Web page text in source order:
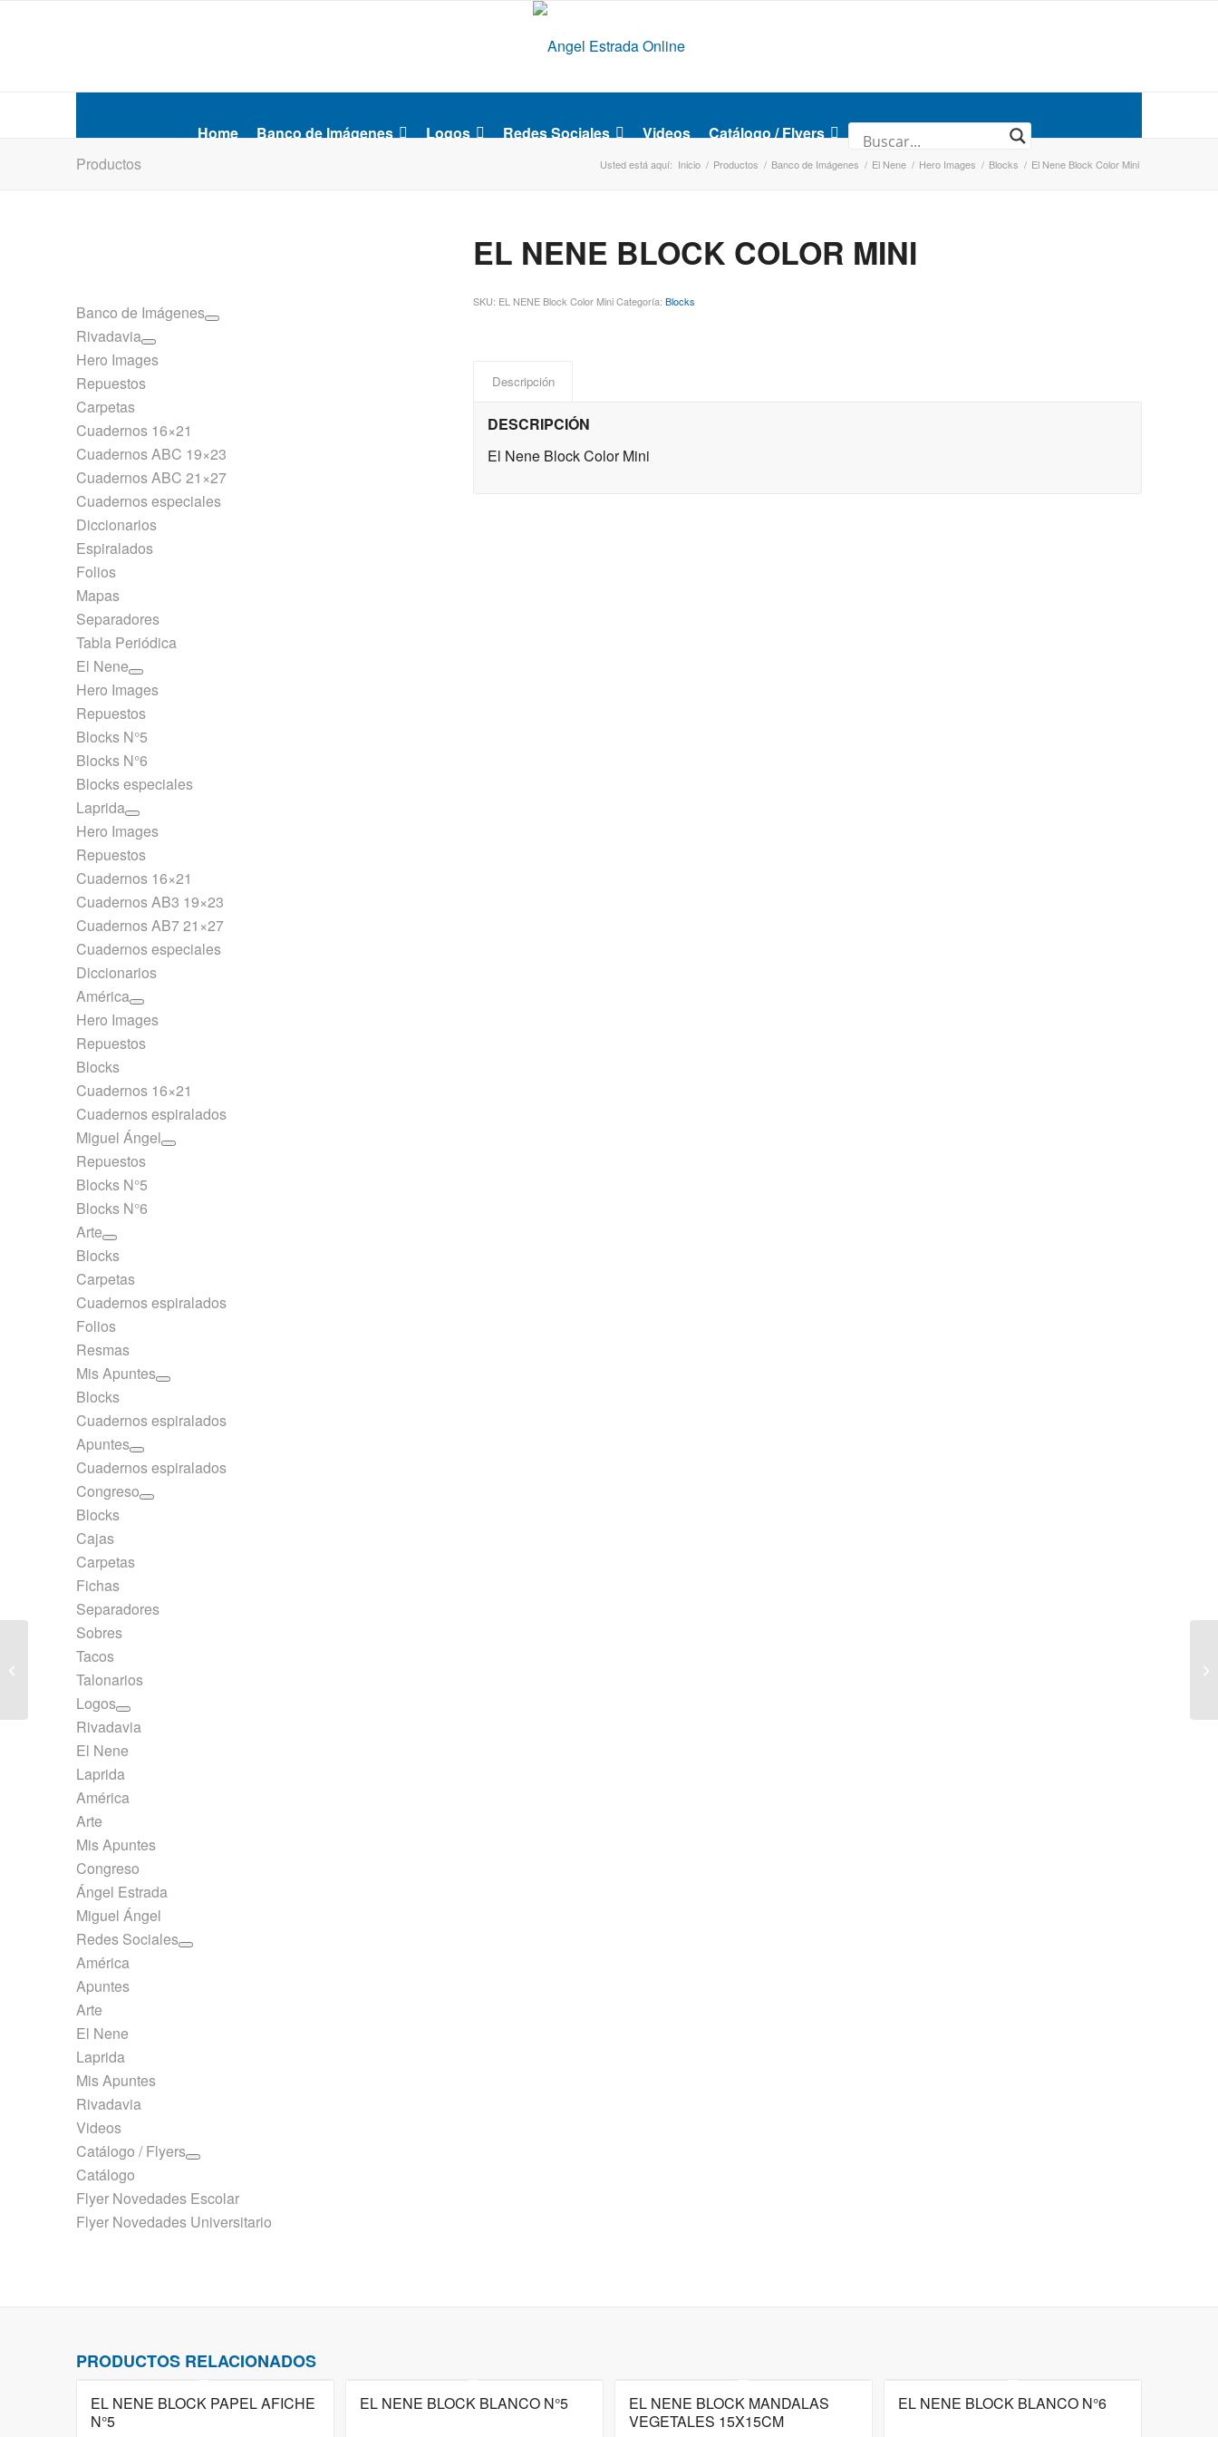
Home Banco de Imágenes Logos Redes Sociales Videos
Catálogo / Flyers
Productos
Usted está aquí: Inicio / Productos / Banco de Imágenes / El Nene / Hero Images / Blocks / El Nene Block Color Mini
Banco de Imágenes
Rivadavia
Hero Images
Repuestos
Carpetas
Cuadernos 16×21
Cuadernos ABC 19×23
Cuadernos ABC 21×27
Cuadernos especiales
Diccionarios
Espiralados
Folios
Mapas
Separadores
Tabla Periódica
El Nene
Hero Images
Repuestos
Blocks N°5
Blocks N°6
Blocks especiales
Laprida
Hero Images
Repuestos
Cuadernos 16×21
Cuadernos AB3 19×23
Cuadernos AB7 21×27
Cuadernos especiales
Diccionarios
América
Hero Images
Repuestos
Blocks
Cuadernos 16×21
Cuadernos espiralados
Miguel Ángel
Repuestos
Blocks N°5
Blocks N°6
Arte
Blocks
Carpetas
Cuadernos espiralados
Folios
Resmas
Mis Apuntes
Blocks
Cuadernos espiralados
Apuntes
Cuadernos espiralados
Congreso
Blocks
Cajas
Carpetas
Fichas
Separadores
Sobres
Tacos
Talonarios
Logos
Rivadavia
El Nene
Laprida
América
Arte
Mis Apuntes
Congreso
Ángel Estrada
Miguel Ángel
Redes Sociales
América
Apuntes
Arte
El Nene
Laprida
Mis Apuntes
Rivadavia
Videos
Catálogo / Flyers
Catálogo
Flyer Novedades Escolar
Flyer Novedades Universitario
EL NENE BLOCK COLOR MINI
SKU: EL NENE Block Color MiniCategoría: Blocks
Descripción
DESCRIPCIÓN
El Nene Block Color Mini
PRODUCTOS RELACIONADOS
EL NENE BLOCK PAPEL AFICHE
N°5
EL NENE BLOCK BLANCO N°5
EL NENE BLOCK MANDALAS
VEGETALES 15X15CM
EL NENE BLOCK BLANCO N°6
El Nene Block Origami
Fantasia 15x15cm